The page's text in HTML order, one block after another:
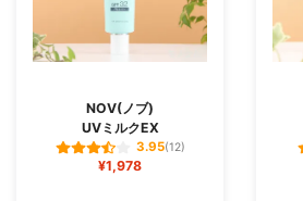
NOV(ノブ)
UVミルクEX
3.95(12)
¥1,978